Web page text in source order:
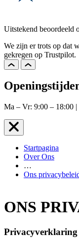
Uitstekend beoordeeld
We zijn er trots op dat
gekregen op Trustpilot.
Ma – Vr: 9:00 – 18:00 |
Startpagina
Over Ons
…
Ons
ONS
Privacyverklaring